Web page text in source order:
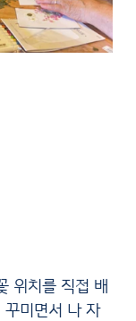
위치를 직접 배
미면서 나 자